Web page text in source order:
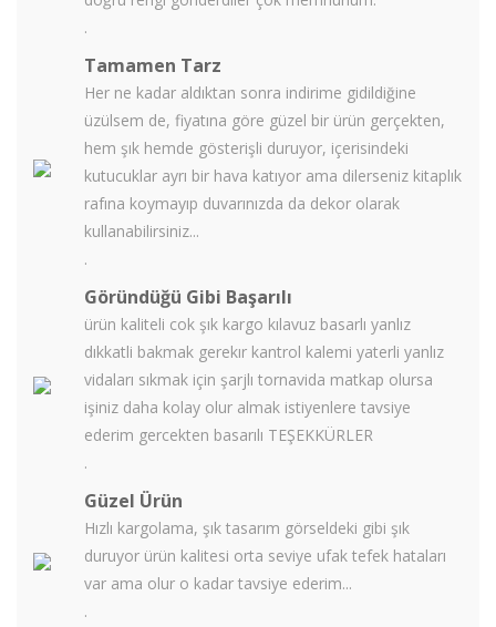
.
Tamamen Tarz
Her ne kadar aldıktan sonra indirime gidildiğine
üzülsem de, fiyatına göre güzel bir ürün gerçekten,
hem şık hemde gösterişli duruyor, içerisindeki
kutucuklar ayrı bir hava katıyor ama dilerseniz kitaplık
rafına koymayıp duvarınızda da dekor olarak
kullanabilirsiniz...
.
Göründüğü Gibi Başarılı
ürün kaliteli cok şık kargo kılavuz basarlı yanlız
dıkkatli bakmak gerekır kantrol kalemi yaterli yanlız
vidaları sıkmak için şarjlı tornavida matkap olursa
işiniz daha kolay olur almak istiyenlere tavsiye
ederim gercekten basarılı TEŞEKKÜRLER
.
Güzel Ürün
Hızlı kargolama, şık tasarım görseldeki gibi şık
duruyor ürün kalitesi orta seviye ufak tefek hataları
var ama olur o kadar tavsiye ederim...
.